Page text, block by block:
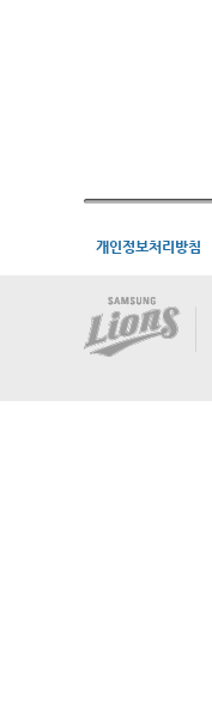
개인정보처리방침